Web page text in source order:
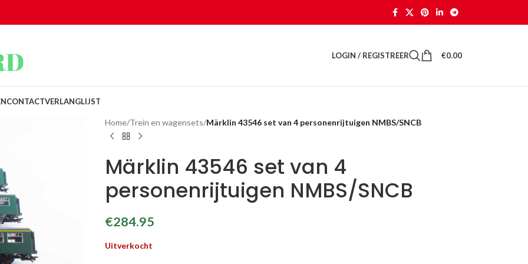
LOGIN / REGISTREER €0.00
CONTACTVERLANGLIJST
Home/Trein en wagensets/Märklin 43546 set van 4 personenrijtuigen NMBS/SNCB
Märklin 43546 set van 4
personenrijtuigen NMBS/SNCB
€284.95
Uitverkocht